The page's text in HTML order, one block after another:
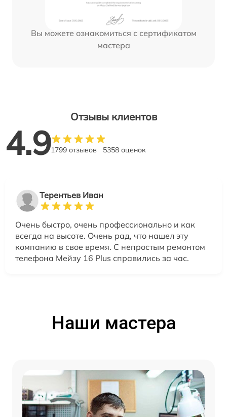
Вы можете ознакомиться с сертификатом
мастера
Отзывы клиентов
4.91799 отзывов 5358 оценок
Терентьев Иван
Очень быстро, очень профессионально и как
всегда на высоте. Очень рад, что нашел эту
компанию в свое время. С непростым ремонтом
телефона Мейзу 16 Plus справились за час.
Наши мастера